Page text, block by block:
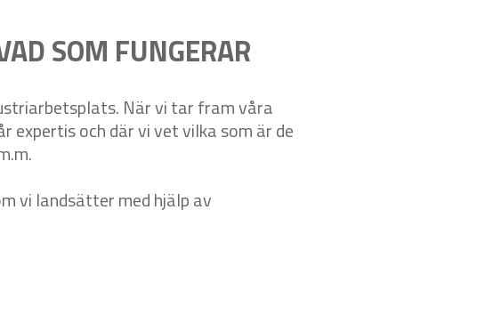
SOM FUNGERAR
När vi tar fram våra
och där vi vet vilka som är de
vi landsätter med hjälp av